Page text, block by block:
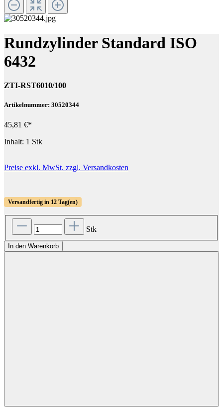
Rundzylinder Standard ISO
6432
ZTI-RST6010/100
Artikelnummer: 30520344
45,81 €*
Inhalt: 1 Stk
Preise exkl. MwSt. zzgl. Versandkosten
Versandfertig in 12 Tag(en)
Stk
In den Warenkorb